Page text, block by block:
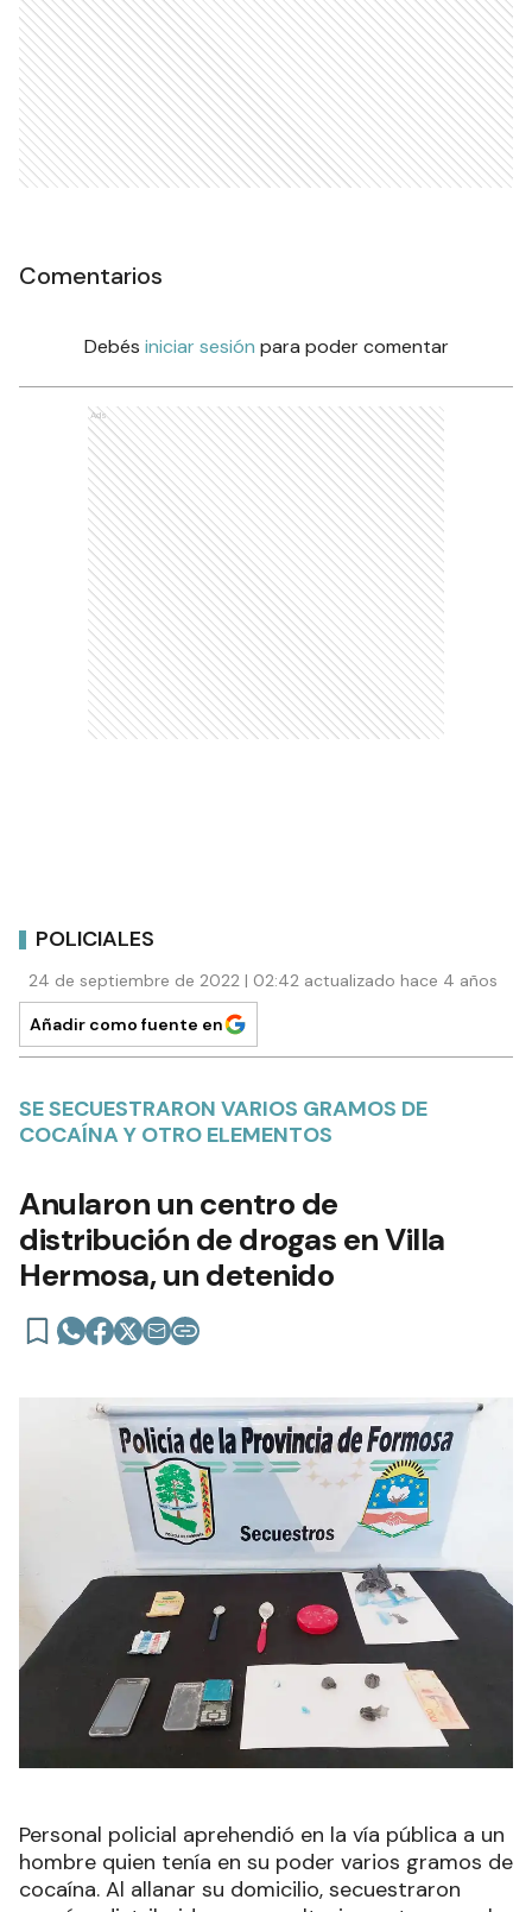
Comentarios
Debés iniciar sesión para poder comentar
Ads
POLICIALES
24 de septiembre de 2022 | 02:42 actualizado hace 4 años
Añadir como fuente en
SE SECUESTRARON VARIOS GRAMOS DE
COCAÍNA Y OTRO ELEMENTOS
Anularon un centro de
distribución de drogas en Villa
Hermosa, un detenido
Personal policial aprehendió en la vía pública a un
hombre quien tenía en su poder varios gramos de
cocaína. Al allanar su domicilio, secuestraron